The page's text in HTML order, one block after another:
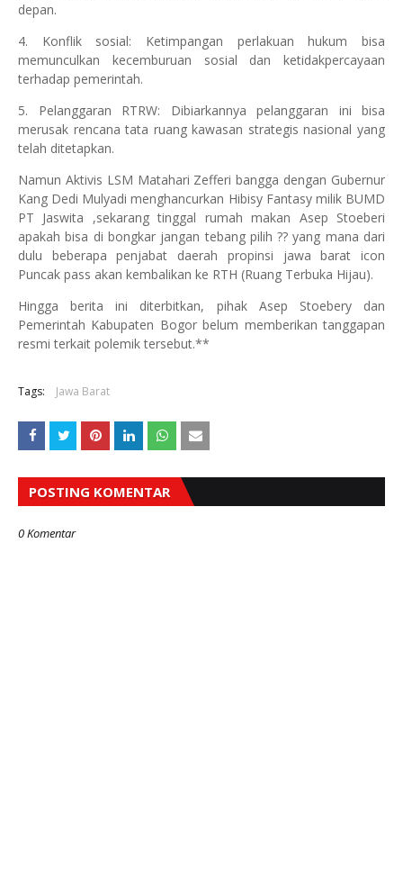
depan.
4. Konflik sosial: Ketimpangan perlakuan hukum bisa
memunculkan kecemburuan sosial dan ketidakpercayaan
terhadap pemerintah.
5. Pelanggaran RTRW: Dibiarkannya pelanggaran ini bisa
merusak rencana tata ruang kawasan strategis nasional yang
telah ditetapkan.
Namun Aktivis LSM Matahari Zefferi bangga dengan Gubernur
Kang Dedi Mulyadi menghancurkan Hibisy Fantasy milik BUMD
PT Jaswita ,sekarang tinggal rumah makan Asep Stoeberi
apakah bisa di bongkar jangan tebang pilih ?? yang mana dari
dulu beberapa penjabat daerah propinsi jawa barat icon
Puncak pass akan kembalikan ke RTH (Ruang Terbuka Hijau).
Hingga berita ini diterbitkan, pihak Asep Stoebery dan
Pemerintah Kabupaten Bogor belum memberikan tanggapan
resmi terkait polemik tersebut.**
Tags: Jawa Barat
POSTING KOMENTAR
0 Komentar